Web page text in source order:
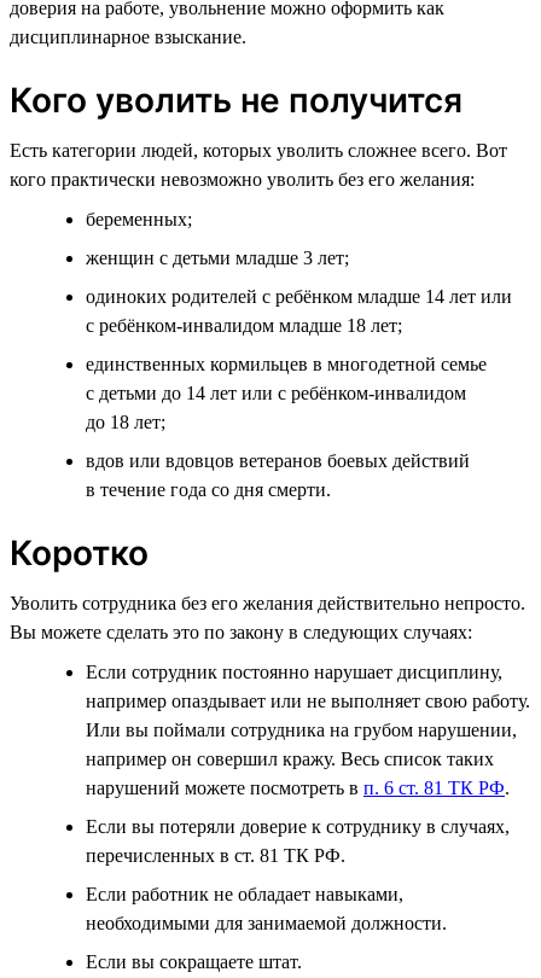
доверия на работе, увольнение можно оформить как
дисциплинарное взыскание.
Кого уволить не получится
Есть категории людей, которых уволить сложнее всего. Вот
кого практически невозможно уволить без его желания:
беременных;
женщин с детьми младше 3 лет;
одиноких родителей с ребёнком младше 14 лет или
с ребёнком-инвалидом младше 18 лет;
единственных кормильцев в многодетной семье
с детьми до 14 лет или с ребёнком-инвалидом
до 18 лет;
вдов или вдовцов ветеранов боевых действий
в течение года со дня смерти.
Коротко
Уволить сотрудника без его желания действительно непросто.
Вы можете сделать это по закону в следующих случаях:
Если сотрудник постоянно нарушает дисциплину,
например опаздывает или не выполняет свою работу.
Или вы поймали сотрудника на грубом нарушении,
например он совершил кражу. Весь список таких
нарушений можете посмотреть в п. 6 ст. 81 ТК РФ.
Если вы потеряли доверие к сотруднику в случаях,
перечисленных в ст. 81 ТК РФ.
Если работник не обладает навыками,
необходимыми для занимаемой должности.
Если вы сокращаете штат.